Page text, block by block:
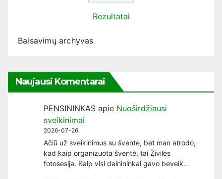
Rezultatai
Balsavimų archyvas
Naujausi Komentarai
PENSININKAS apie Nuoširdžiausi
sveikinimai
2026-07-26
Ačiū už sveikinimus su švente, bet man atrodo,
kad kaip organizuota šventė, tai Živilės
fotosesija. Kaip visi dainininkai gavo beveik…